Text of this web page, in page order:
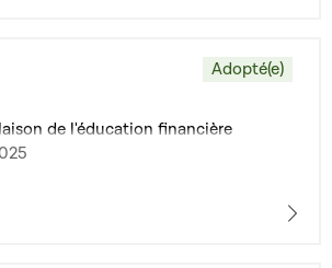
Adopté(e)
de l'éducation financière